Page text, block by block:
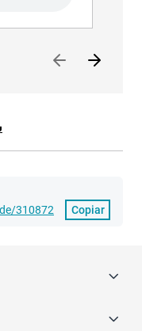
310872
Copiar